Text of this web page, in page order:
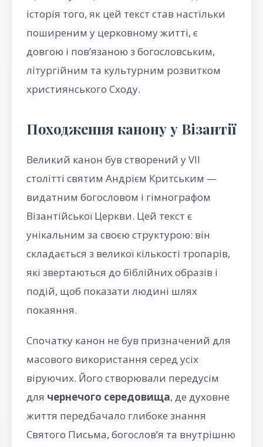
історія того, як цей текст став настільки
поширеним у церковному житті, є
довгою і пов’язаною з богословським,
літургійним та культурним розвитком
християнського Сходу.
Походження канону у Візантії
Великий канон був створений у VII
столітті святим Андрієм Критським —
видатним богословом і гімнографом
Візантійської Церкви. Цей текст є
унікальним за своєю структурою: він
складається з великої кількості тропарів,
які звертаються до біблійних образів і
подій, щоб показати людині шлях
покаяння.
Спочатку канон не був призначений для
масового використання серед усіх
віруючих. Його створювали передусім
для чернечого середовища, де духовне
життя передбачало глибоке знання
Святого Письма, богослов’я та внутрішню